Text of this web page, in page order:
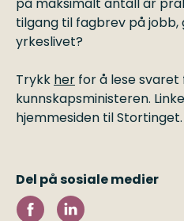
tilgang til fagbrev på jobb,
yrkeslivet?
Trykk her for å lese svaret
kunnskapsministeren.
hjemmesiden til Stortinget.
Del på sosiale medier